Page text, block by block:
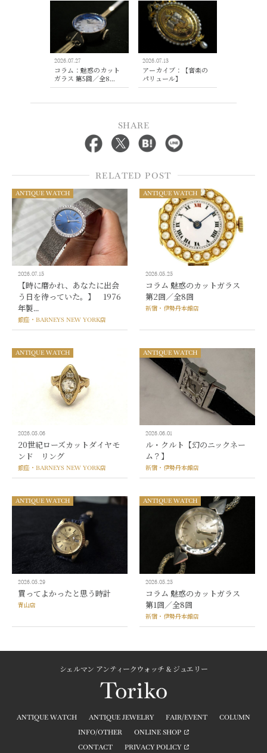
2026.07.27
コラム：魅惑のカット
ガラス 第5回／全8...
2026.07.13
アーカイブ：【音楽の
パリュール】
SHARE
RELATED POST
ANTIQUE WATCH
2026.07.15
【時に磨かれ、あなたに出会
う日を待っていた。】 1976
年製...
銀座・BARNEYS NEW YORK店
ANTIQUE WATCH
2026.05.25
コラム 魅惑のカットガラス
第2回／全8回
新宿・伊勢丹本館店
ANTIQUE WATCH
2026.05.06
20世紀ローズカットダイヤモ
ンド リング
銀座・BARNEYS NEW YORK店
ANTIQUE WATCH
2026.06.01
ル・クルト【幻のニックネー
ム？】
新宿・伊勢丹本館店
ANTIQUE WATCH
2026.05.29
買ってよかったと思う時計
青山店
ANTIQUE WATCH
2026.05.25
コラム 魅惑のカットガラス
第1回／全8回
新宿・伊勢丹本館店
シェルマン アンティークウォッチ & ジュエリー
ANTIQUE WATCH ANTIQUE JEWELRY FAIR/EVENT
COLUMN
INFO/OTHER
ONLINE SHOP
CONTACT
PRIVACY POLICY